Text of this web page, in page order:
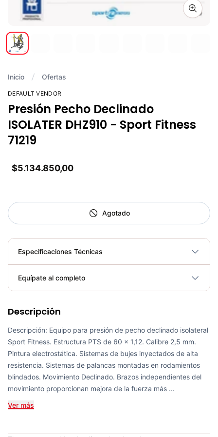
Zoom
Inicio Ofertas
DEFAULT VENDOR
Presión Pecho Declinado
ISOLATER DHZ910 - Sport Fitness
71219
$5.134.850,00
Agotado
Especificaciones Técnicas
Plegable No
Equípate al completo
COP 924,600.00
Set de Bandas Elásticas x 5 Sport Fitness-71728
COP 24,900.00
Mini Gym Ball 30cm Sportfitness - 71514
Descripción
Descripción: Equipo para presión de pecho declinado isolateral
Sport Fitness. Estructura PTS de 60 x 1,12. Calibre 2,5 mm.
Pintura electrostática. Sistemas de bujes inyectados de alta
resistencia. Sistemas de palancas montadas en rodamientos
blindados. Movimiento Declinado. Brazos independientes del
movimiento proporcionan mejora de la fuerza más ...
Ver más